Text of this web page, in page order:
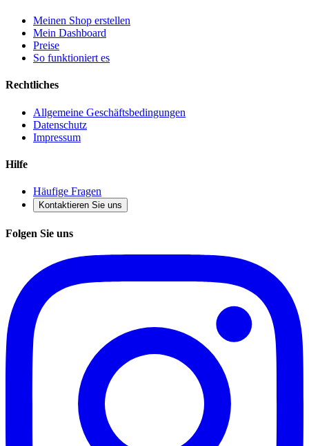
Meinen Shop erstellen
Mein Dashboard
Preise
So funktioniert es
Rechtliches
Allgemeine Geschäftsbedingungen
Datenschutz
Impressum
Hilfe
Häufige Fragen
Kontaktieren Sie uns
Folgen Sie uns